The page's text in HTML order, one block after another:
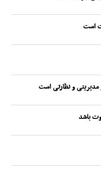
است
و نظارتی است
باشد